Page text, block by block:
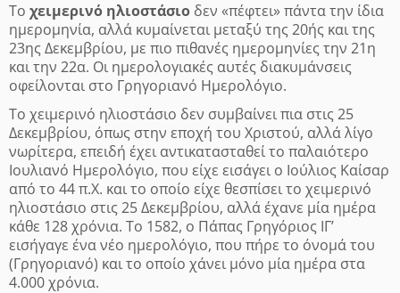
Το χειμερινό ηλιοστάσιο δεν «πέφτει» πάντα την ίδια
ημερομηνία, αλλά κυμαίνεται μεταξύ της 20ής και της
23ης Δεκεμβρίου, με πιο πιθανές ημερομηνίες την 21η
και την 22α. Οι ημερολογιακές αυτές διακυμάνσεις
οφείλονται στο Γρηγοριανό Ημερολόγιο.
Το χειμερινό ηλιοστάσιο δεν συμβαίνει πια στις 25
Δεκεμβρίου, όπως στην εποχή του Χριστού, αλλά λίγο
νωρίτερα, επειδή έχει αντικατασταθεί το παλαιότερο
Ιουλιανό Ημερολόγιο, που είχε εισάγει ο Ιούλιος Καίσαρ
από το 44 π.Χ. και το οποίο είχε θεσπίσει το χειμερινό
ηλιοστάσιο στις 25 Δεκεμβρίου, αλλά έχανε μία ημέρα
κάθε 128 χρόνια. Το 1582, ο Πάπας Γρηγόριος ΙΓ’
εισήγαγε ένα νέο ημερολόγιο, που πήρε το όνομά του
(Γρηγοριανό) και το οποίο χάνει μόνο μία ημέρα στα
4.000 χρόνια.